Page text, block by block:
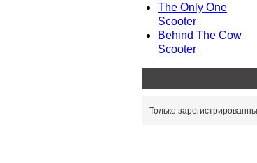
The Only One
Scooter
Behind The Cow
Scooter
Только